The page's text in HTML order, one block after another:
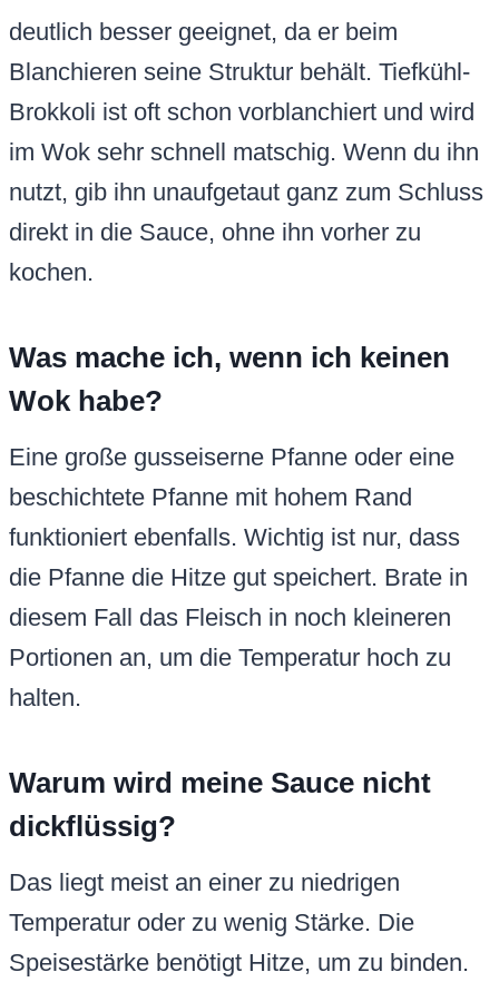
deutlich besser geeignet, da er beim
Blanchieren seine Struktur behält. Tiefkühl-
Brokkoli ist oft schon vorblanchiert und wird
im Wok sehr schnell matschig. Wenn du ihn
nutzt, gib ihn unaufgetaut ganz zum Schluss
direkt in die Sauce, ohne ihn vorher zu
kochen.
Was mache ich, wenn ich keinen
Wok habe?
Eine große gusseiserne Pfanne oder eine
beschichtete Pfanne mit hohem Rand
funktioniert ebenfalls. Wichtig ist nur, dass
die Pfanne die Hitze gut speichert. Brate in
diesem Fall das Fleisch in noch kleineren
Portionen an, um die Temperatur hoch zu
halten.
Warum wird meine Sauce nicht
dickflüssig?
Das liegt meist an einer zu niedrigen
Temperatur oder zu wenig Stärke. Die
Speisestärke benötigt Hitze, um zu binden.